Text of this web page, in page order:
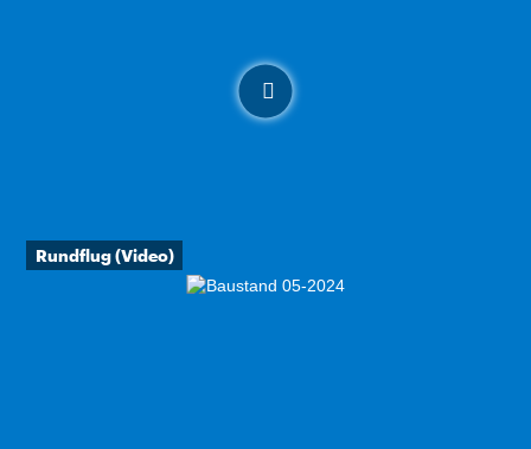
Rundflug (Video)